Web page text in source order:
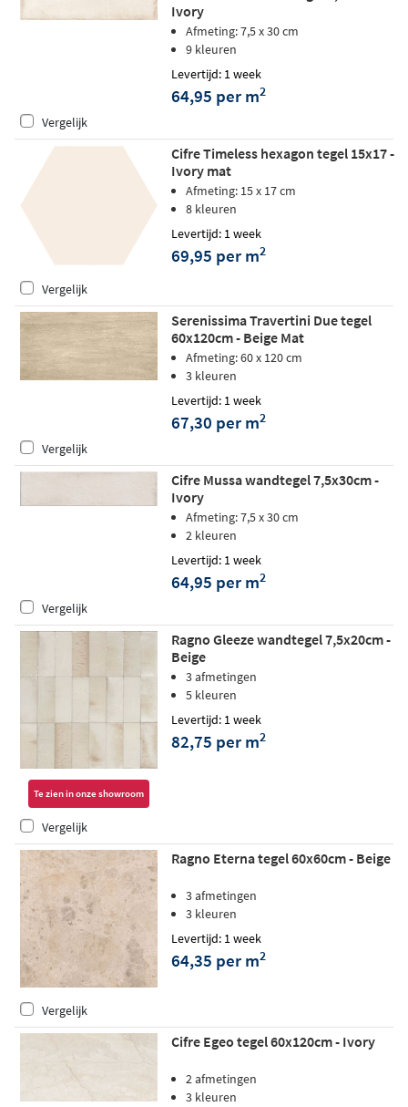
Ivory
Afmeting: 7,5 x 30 cm
9 kleuren
Levertijd: 1 week
64,95 per m2
Vergelijk
Cifre Timeless hexagon tegel 15x17 -
Ivory mat
Afmeting: 15 x 17 cm
8 kleuren
Levertijd: 1 week
69,95 per m2
Vergelijk
Serenissima Travertini Due tegel
60x120cm - Beige Mat
Afmeting: 60 x 120 cm
3 kleuren
Levertijd: 1 week
67,30 per m2
Vergelijk
Cifre Mussa wandtegel 7,5x30cm -
Ivory
Afmeting: 7,5 x 30 cm
2 kleuren
Levertijd: 1 week
64,95 per m2
Vergelijk
Te zien in onze showroom
Ragno Gleeze wandtegel 7,5x20cm -
Beige
3 afmetingen
5 kleuren
Levertijd: 1 week
82,75 per m2
Vergelijk
Ragno Eterna tegel 60x60cm - Beige
3 afmetingen
3 kleuren
Levertijd: 1 week
64,35 per m2
Vergelijk
Cifre Egeo tegel 60x120cm - Ivory
2 afmetingen
3 kleuren